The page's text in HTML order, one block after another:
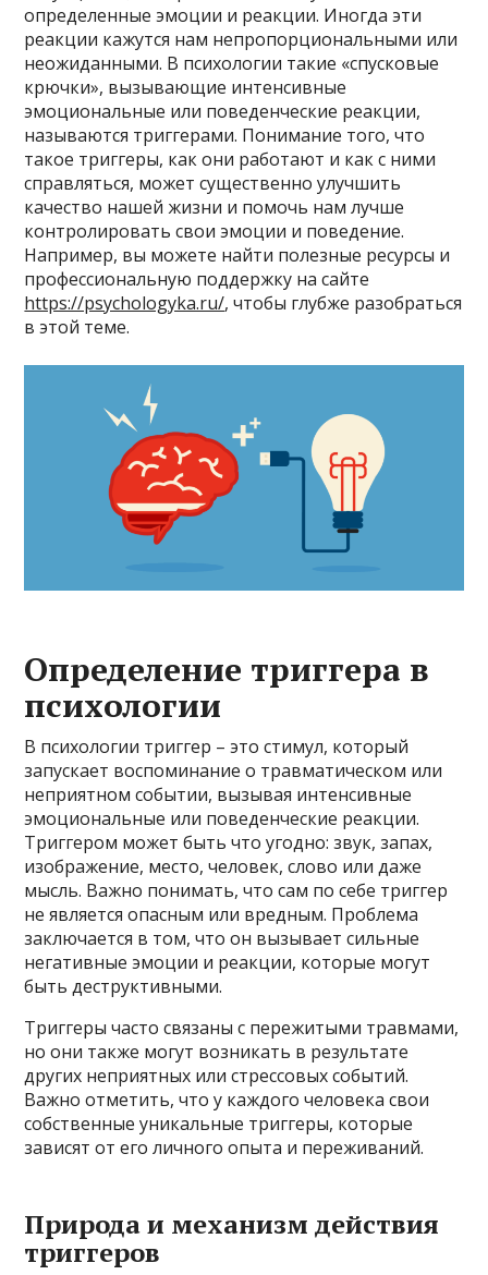
определенные эмоции и реакции. Иногда эти
реакции кажутся нам непропорциональными или
неожиданными. В психологии такие «спусковые
крючки», вызывающие интенсивные
эмоциональные или поведенческие реакции,
называются триггерами. Понимание того, что
такое триггеры, как они работают и как с ними
справляться, может существенно улучшить
качество нашей жизни и помочь нам лучше
контролировать свои эмоции и поведение.
Например, вы можете найти полезные ресурсы и
профессиональную поддержку на сайте
https://psychologyka.ru/, чтобы глубже разобраться
в этой теме.
Определение триггера в
психологии
В психологии триггер – это стимул, который
запускает воспоминание о травматическом или
неприятном событии, вызывая интенсивные
эмоциональные или поведенческие реакции.
Триггером может быть что угодно: звук, запах,
изображение, место, человек, слово или даже
мысль. Важно понимать, что сам по себе триггер
не является опасным или вредным. Проблема
заключается в том, что он вызывает сильные
негативные эмоции и реакции, которые могут
быть деструктивными.
Триггеры часто связаны с пережитыми травмами,
но они также могут возникать в результате
других неприятных или стрессовых событий.
Важно отметить, что у каждого человека свои
собственные уникальные триггеры, которые
зависят от его личного опыта и переживаний.
Природа и механизм действия
триггеров